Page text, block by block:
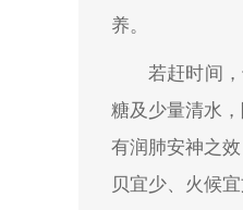
养。
若赶时间
糖及少量清水
有润肺安神之
贝宜少、火候